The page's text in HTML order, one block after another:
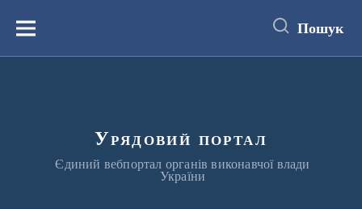
вмістуМеню Пошук
Урядовий портал
Єдиний вебпортал органів виконавчої влади
України